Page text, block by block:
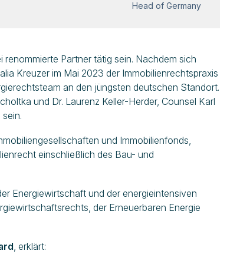
Head of Germany
Partner tätig sein. Nachdem sich
Kreuzer im Mai 2023 der Immobilienrechtspraxis
an den jüngsten deutschen Standort.
und Dr. Laurenz Keller-Herder, Counsel Karl
und Immobilienfonds,
einschließlich des Bau- und
Energiewirtschaft und der energieintensiven
der Erneuerbaren Energie
, erklärt: